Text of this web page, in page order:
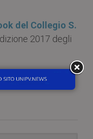
del Collegio S.
2017 degli